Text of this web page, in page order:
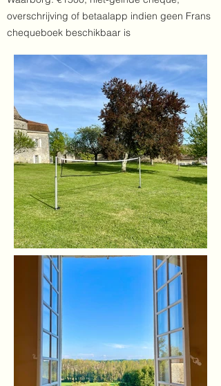
overschrijving of betaalapp indien geen Frans
chequeboek beschikbaar is